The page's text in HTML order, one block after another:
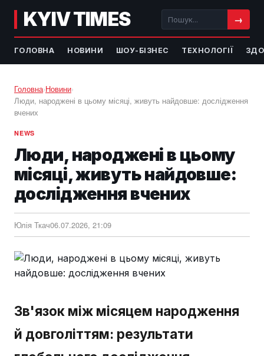
KYIV TIMES →
ГОЛОВНА НОВИНИ ШОУ-БІЗНЕС ТЕХНОЛОГІЇ
Головна›Новини›
Люди, народжені в цьому місяці, живуть найдовше: дослідження
вчених
NEWS
Люди, народжені в цьому
місяці, живуть найдовше:
дослідження вчених
Юлія Ткач06.07.2026, 21:09
Зв'язок між місяцем народження
й довголіттям: результати